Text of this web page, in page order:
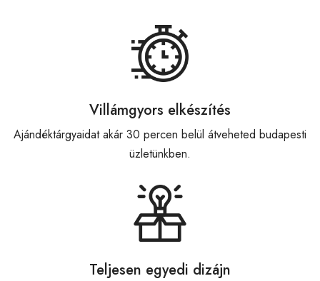
Villámgyors elkészítés
Ajándéktárgyaidat akár 30 percen belül átveheted budapesti
üzletünkben.
Teljesen egyedi dizájn